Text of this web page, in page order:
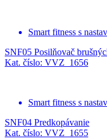
Smart fitness s
SNF05 Posilňovač
Kat. číslo: VVZ_1656
Smart fitness s
SNF04 Predkopávanie
Kat. číslo: VVZ_1655